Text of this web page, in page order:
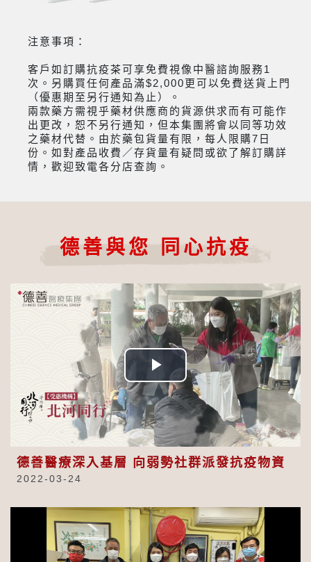
注意事項：
客戶如訂購抗疫茶可享免費視像中醫諮詢服務1
次。另購買任何產品滿$2,000更可以免費送貨上門
（優惠期至另行通知為止）。
兩款藥方需視乎藥材供應商的貨源供求而有可能作
出更改，恕不另行通知，但本集團將會以同等功效
之藥材代替。由於藥包貨量有限，每人限購7日
份。如對產品收費／存貨量有疑問或欲了解訂購詳
情，歡迎致電各分店查詢。
德善與您 同心抗疫
Play
Video
德善醫療深入基層 向弱勢社群派發抗疫物資
2022-03-24